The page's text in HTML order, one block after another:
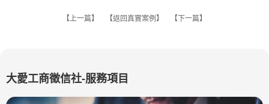
【上一篇】 【返回真實案例 】 【 下一篇】
大愛工商徵信社-服務項目